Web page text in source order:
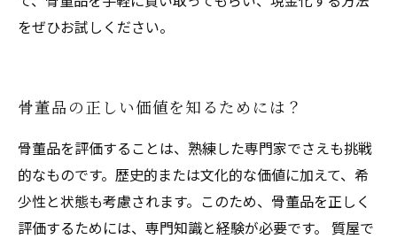
をぜひお試しください。
骨董品の正しい価値を知るためには？
骨董品を評価することは、熟練した専門家でさえも挑戦
的なものです。歴史的または文化的な価値に加えて、希
少性と状態も考慮されます。このため、骨董品を正しく
評価するためには、専門知識と経験が必要です。 質屋で